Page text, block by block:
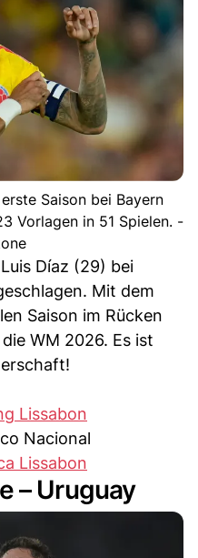
Saison bei Bayern
Vorlagen in 51 Spielen. -
Díaz (29) bei
Mit dem
Saison im Rücken
WM 2026. Es ist
Lissabon
Nacional
Lissabon
– Uruguay